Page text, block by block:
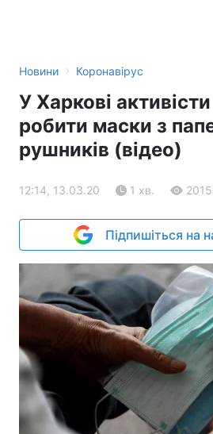
Новини › Коронавірус
У Харкові
робити маски з
рушників (відео)
12:14, 13.03.20 1 хв.
Підпишіться на